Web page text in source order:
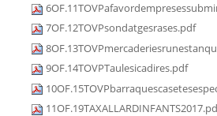
7OF.12TOVPsondatgesrases.pdf
9OF.14TOVPTaulesicadires.pdf